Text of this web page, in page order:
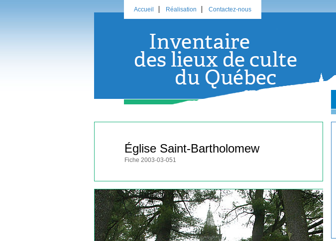
Accueil Réalisation Contactez-nous
Église Saint-Bartholomew
Fiche 2003-03-051